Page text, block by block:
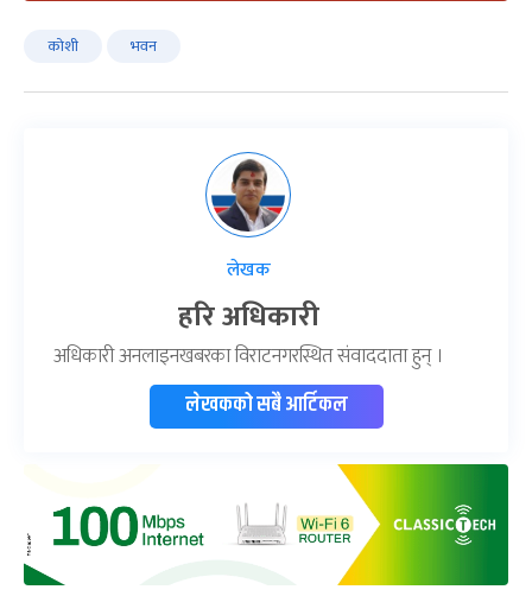
कोशी भवन
लेखक
हरि अधिकारी
अधिकारी अनलाइनखबरका विराटनगरस्थित संवाददाता हुन् ।
लेखकको सबै आर्टिकल